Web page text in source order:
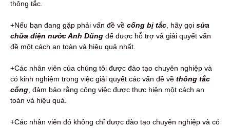
thông tắc.
+Nếu bạn đang gặp phải vấn đề về cống bị tắc , hãy gọi sửa
chữa điện nước Anh Dũng để được hỗ trợ và giải quyết vấn
đề một cách an toàn và hiệu quả nhất.
+Các nhân viên của chúng tôi được đào tạo chuyên nghiệp và
có kinh nghiệm trong việc giải quyết các vấn đề về thông tắc
cống , đảm bảo rằng công việc được thực hiện một cách an
toàn và hiệu quả.
+Các nhân viên đó không chỉ được đào tạo chuyên nghiệp và có